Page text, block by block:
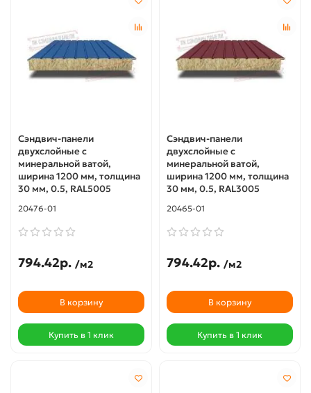
Сэндвич-панели
двухслойные с
минеральной ватой,
ширина 1200 мм, толщина
30 мм, 0.5, RAL5005
20476-01
794.42р. /м2
В корзину
Купить в 1 клик
Сэндвич-панели
двухслойные с
минеральной ватой,
ширина 1200 мм, толщина
30 мм, 0.5, RAL3005
20465-01
794.42р. /м2
В корзину
Купить в 1 клик